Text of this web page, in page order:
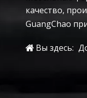
качество,
GuangChao
Вы здесь: